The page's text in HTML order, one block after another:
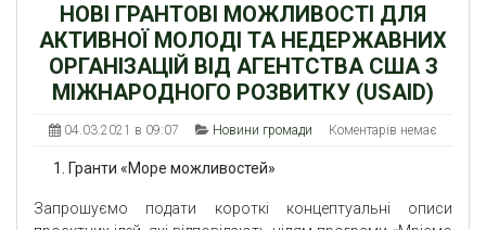
НОВІ ГРАНТОВІ МОЖЛИВОСТІ ДЛЯ
АКТИВНОЇ МОЛОДІ ТА НЕДЕРЖАВНИХ
ОРГАНІЗАЦІЙ ВІД АГЕНТСТВА США З
МІЖНАРОДНОГО РОЗВИТКУ (USAID)
04.03.2021 в 09:07 Новини громади Коментарів немає
1. Гранти «Море можливостей»
Запрошуємо подати короткі концептуальні описи